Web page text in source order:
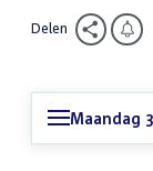
Delen
Maandag